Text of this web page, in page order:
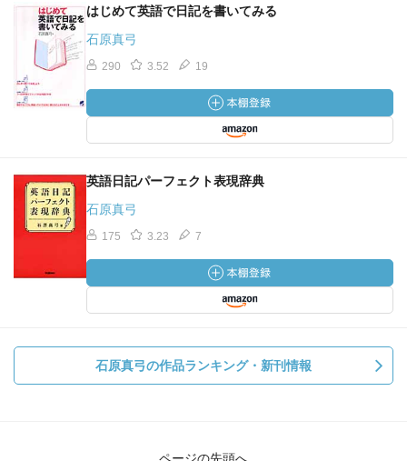
はじめて英語で日記を書いてみる
石原真弓
290 3.52 19
英語日記パーフェクト表現辞典
石原真弓
175 3.23 7
石原真弓の作品ランキング・新刊情報